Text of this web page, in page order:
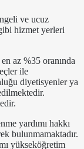
ve ucuz
hizmet yerleri
az %35 oranında
ile
diyetisyenler ya
yardımı hakkı
bulunmamaktadır.
yükseköğretim